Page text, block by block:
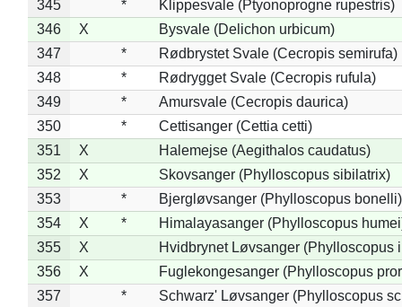
345
*
Klippesvale (Ptyonoprogne rupestris)
346
X
Bysvale (Delichon urbicum)
347
*
Rødbrystet Svale (Cecropis semirufa)
348
*
Rødrygget Svale (Cecropis rufula)
349
*
Amursvale (Cecropis daurica)
350
*
Cettisanger (Cettia cetti)
351
X
Halemejse (Aegithalos caudatus)
352
X
Skovsanger (Phylloscopus sibilatrix)
353
*
Bjergløvsanger (Phylloscopus bonelli)
354
X *
Himalayasanger (Phylloscopus
355
X
Hvidbrynet Løvsanger (Phylloscopus
356
X
Fuglekongesanger (Phylloscopus
357
* Schwarz' Løvsanger (Phylloscopus